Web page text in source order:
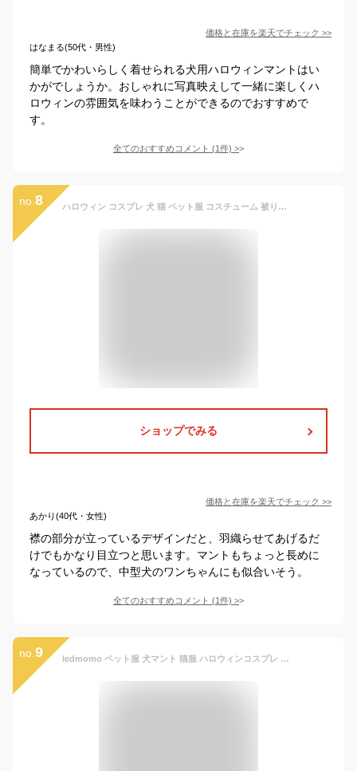
価格と在庫を楽天でチェック >>
はなまる(50代・男性)
簡単でかわいらしく着せられる犬用ハロウィンマントはい
かがでしょうか。おしゃれに写真映えして一緒に楽しくハ
ロウィンの雰囲気を味わうことができるのでおすすめで
す。
全てのおすすめコメント (1件) >
no. 8 ハロウィン コスプレ 犬 猫 ペット服 コスチューム 被り物 ケープ 衣装 犬用 猫用 マント 犬服 ドッグウェア キャットウェア 犬用品 仮装 変装 変身 おもしろグッズ かわいい 可愛い 小型犬 中型犬 クリスマス イベント パーティー かわいい
ショップでみる
価格と在庫を楽天でチェック >>
あかり(40代・女性)
襟の部分が立っているデザインだと、羽織らせてあげるだ
けでもかなり目立つと思います。マントもちょっと長めに
なっているので、中型犬のワンちゃんにも似合いそう。
全てのおすすめコメント (1件) >
no. 9 ledmomo ペット服 犬マント 猫服 ハロウィンコスプレ 服 ペット 猫マント 両面ケープ カボチャ コスチューム 変装 仮装 ハロウィン ドレスアップ 犬 ハロウィン コスプレ 記念日 写真撮影